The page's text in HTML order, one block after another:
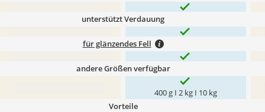
unterstützt Verdauung
für glänzendes Fell
andere Größen verfügbar
400 g I 2 kg I 10 kg
Vorteile